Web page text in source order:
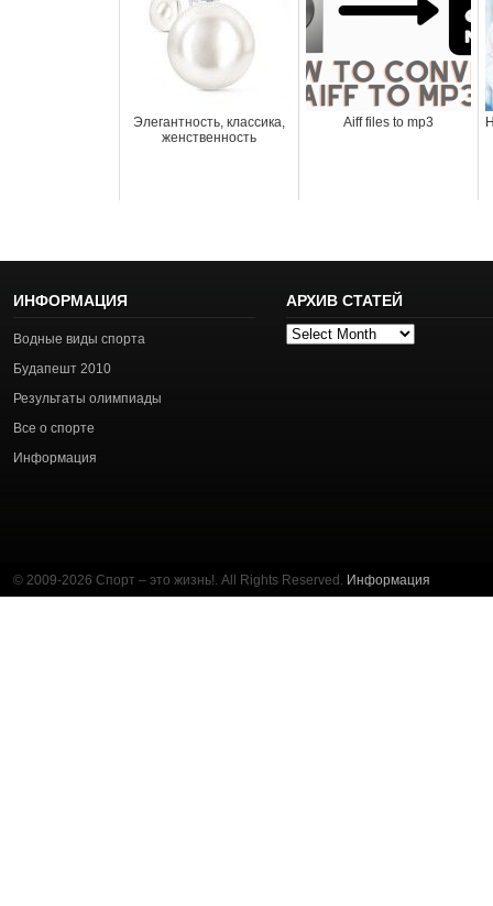
Элегантность, классика,
женственность
Aiff files to mp3
ИНФОРМАЦИЯ
Водные виды спорта
Будапешт 2010
Результаты олимпиады
Все о спорте
Информация
АРХИВ СТАТЕЙ
Архив
© 2009-2026 Спорт – это жизнь!. All Rights Reserved. Информация